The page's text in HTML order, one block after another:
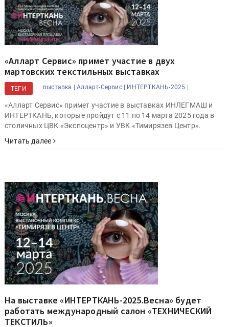
«Алларт Сервис» примет участие в двух
мартовских текстильных выставках
ТЕГИ выставка | Алларт-Сервис | ИНТЕРТКАНЬ-2025 |
«Алларт Сервис» примет участие в выставках ИНЛЕГМАШ и
ИНТЕРТКАНЬ, которые пройдут с 11 по 14 марта 2025 года в
столичных ЦВК «Экспоцентр» и УВК «Тимирязев Центр».
Читать далее
На выставке «ИНТЕРТКАНЬ-2025.Весна» будет
работать международный салон «ТЕХНИЧЕСКИЙ
ТЕКСТИЛЬ»